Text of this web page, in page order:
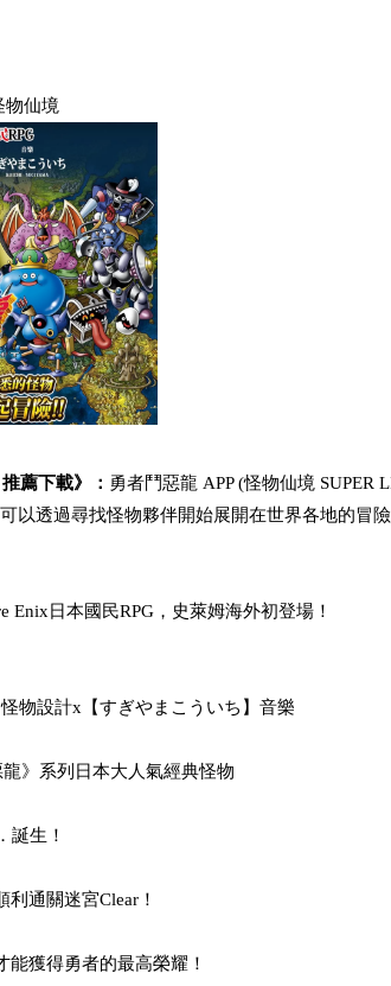
物仙境
薦下載》： 勇者鬥惡龍 APP (怪物仙境 SUPER
以透過尋找怪物夥伴開始展開在世界各地的冒
Enix日本國民RPG，史萊姆海外初登場！
物設計x【すぎやまこういち】音樂
》系列日本大人氣經典怪物
誕生！
通關迷宮Clear！
獲得勇者的最高榮耀！